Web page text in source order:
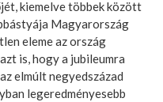
kiemelve többek között
Magyarország
eleme az ország
is, hogy a jubileumra
elmúlt negyedszázad
legeredményesebb